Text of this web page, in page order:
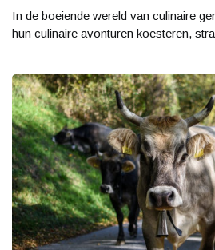
In de boeiende wereld van culinaire
hun culinaire avonturen koesteren,